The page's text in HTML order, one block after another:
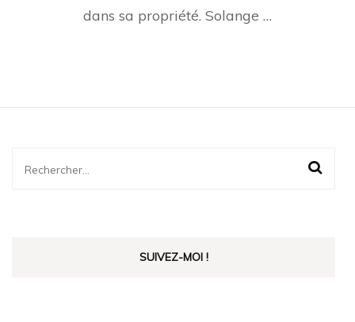
dans sa propriété. Solange …
Rechercher :
SUIVEZ-MOI !